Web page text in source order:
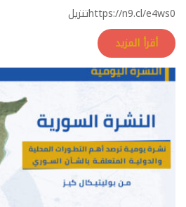
https://n9.cl/e4ws0تنزيل
أقرأ المزيد